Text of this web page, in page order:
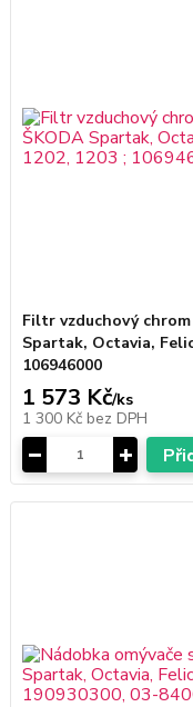
Filtr vzduchový
Spartak, Octavia,
106946000
1 573 Kč/ks
1 300 Kč bez DPH